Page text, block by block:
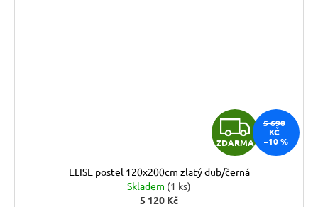
Z
D
ZDARMA
5 690
KČ
–10 %
ELISE postel 120x200cm zlatý dub/černá
Skladem (1 ks)
5 120 Kč